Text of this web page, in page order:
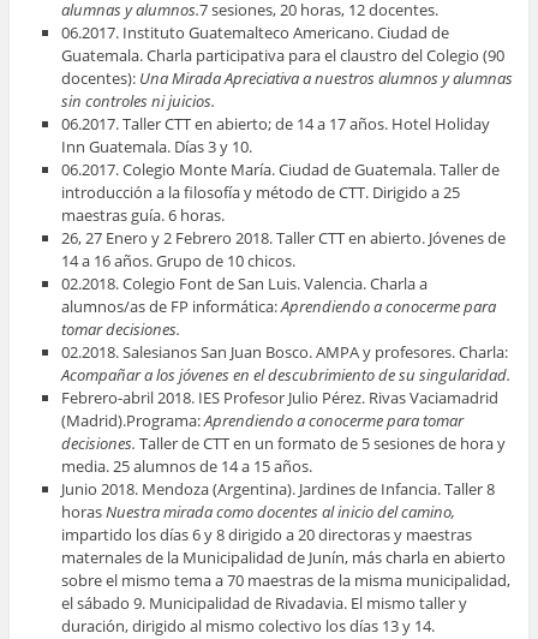
alumnas y alumnos.7 sesiones, 20 horas, 12 docentes.
06.2017. Instituto Guatemalteco Americano. Ciudad de
Guatemala. Charla participativa para el claustro del Colegio (90
docentes): Una Mirada Apreciativa a nuestros alumnos y alumnas
sin controles ni juicios.
06.2017. Taller CTT en abierto; de 14 a 17 años. Hotel Holiday
Inn Guatemala. Días 3 y 10.
06.2017. Colegio Monte María. Ciudad de Guatemala. Taller de
introducción a la filosofía y método de CTT. Dirigido a 25
maestras guía. 6 horas.
26, 27 Enero y 2 Febrero 2018. Taller CTT en abierto. Jóvenes de
14 a 16 años. Grupo de 10 chicos.
02.2018. Colegio Font de San Luis. Valencia. Charla a
alumnos/as de FP informática:Aprendiendo a conocerme para
tomar decisiones.
02.2018. Salesianos San Juan Bosco. AMPA y profesores. Charla:
Acompañar a los jóvenes en el descubrimiento de su singularidad.
Febrero-abril 2018. IES Profesor Julio Pérez. Rivas Vaciamadrid
(Madrid).Programa:Aprendiendo a conocerme para tomar
decisiones.Taller de CTT en un formato de 5 sesiones de hora y
media. 25 alumnos de 14 a 15 años.
Junio 2018. Mendoza (Argentina). Jardines de Infancia. Taller 8
horasNuestra mirada como docentes al inicio del camino,
impartido los días 6 y 8 dirigido a 20 directoras y maestras
maternales de la Municipalidad de Junín, más charla en abierto
sobre el mismo tema a 70 maestras de la misma municipalidad,
el sábado 9. Municipalidad de Rivadavia. El mismo taller y
duración, dirigido al mismo colectivo los días 13 y 14.